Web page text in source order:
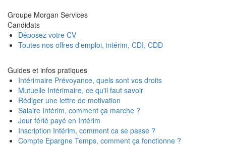
Groupe Morgan Services
Candidats
Déposez votre CV
Toutes nos offres d'emploi, intérim, CDI, CDD
Guides et infos pratiques
Intérimaire Prévoyance, quels sont vos droits
Mutuelle Intérimaire, ce qu'il faut savoir
Rédiger une lettre de motivation
Salaire Intérim, comment ça marche ?
Jour férié payé en Intérim
Inscription Intérim, comment ca se passe ?
Compte Epargne Temps, comment ça fonctionne ?